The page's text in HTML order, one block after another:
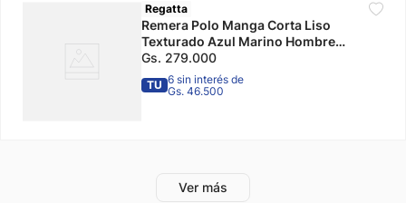
Regatta
Remera Polo Manga Corta Liso
Texturado Azul Marino Hombre
Regatta
Gs. 279.000
TU 6 sin interés de
Gs. 46.500